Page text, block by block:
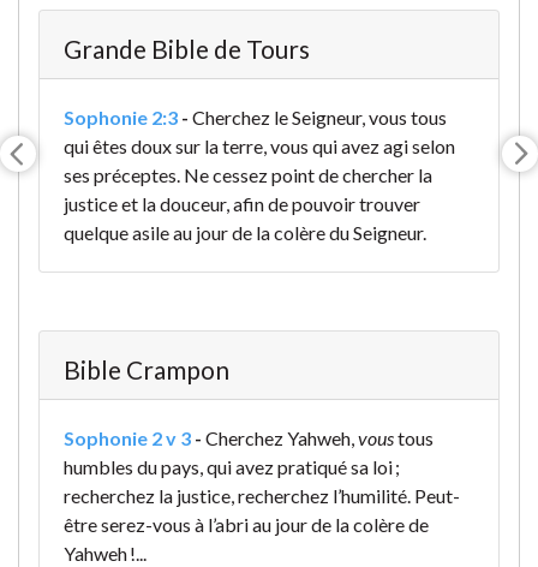
Grande Bible de Tours
Sophonie 2:3 - Cherchez le Seigneur, vous tous
qui êtes doux sur la terre, vous qui avez agi selon
ses préceptes. Ne cessez point de chercher la
justice et la douceur, afin de pouvoir trouver
quelque asile au jour de la colère du Seigneur.
Bible Crampon
Sophonie 2 v 3 - Cherchez Yahweh,voustous
humbles du pays, qui avez pratiqué sa loi ;
recherchez la justice, recherchez l’humilité. Peut-
être serez-vous à l’abri au jour de la colère de
Yahweh !...